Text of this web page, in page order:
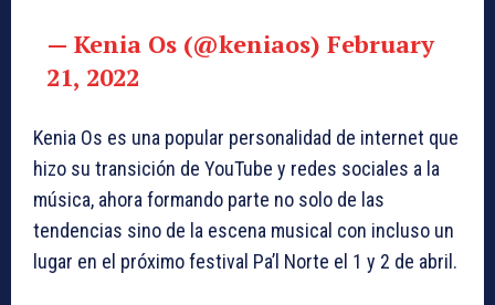
— Kenia Os (@keniaos) February
21, 2022
Kenia Os es una popular personalidad de internet que
hizo su transición de YouTube y redes sociales a la
música, ahora formando parte no solo de las
tendencias sino de la escena musical con incluso un
lugar en el próximo festival Pa’l Norte el 1 y 2 de abril.